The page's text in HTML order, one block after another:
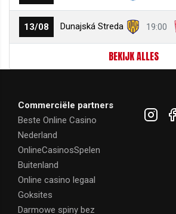
13/08 Dunajská Streda 19:00
BEKIJK ALLES
Commerciële partners
Beste Online Casino
Nederland
OnlineCasinosSpelen
Buitenland
Online casino legaal
Goksites
Darmowe spiny bez